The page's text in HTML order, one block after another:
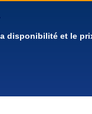
disponibilité et le